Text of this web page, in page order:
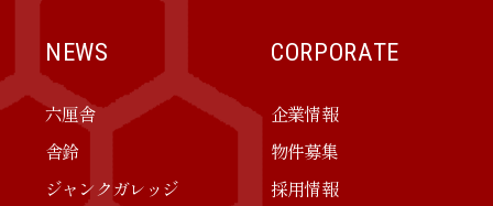
NEWS
六厘舎
舎鈴
ジャンクガレッジ
CORPORATE
企業情報
物件募集
採用情報